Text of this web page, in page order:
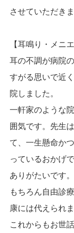
させていただきま
【耳鳴り・メニ
耳の不調が病院
すがる思いで近
院しました。
一軒家のような
囲気です。先生
て、一生懸命か
っているおかげ
ありがたいです。
もちろん自由診
康には代えられま
これからもお世